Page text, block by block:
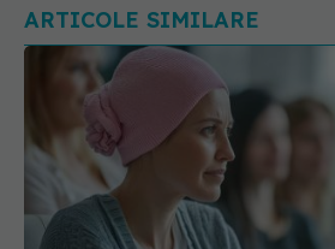
ARTICOLE SIMILARE